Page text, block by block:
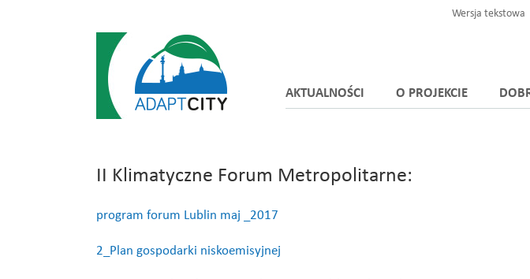
Wersja tekstowa
AKTUALNOŚCI O PROJEKCIE
II Klimatyczne Forum Metropolitarne:
program forum Lublin maj _2017
2_Plan gospodarki niskoemisyjnej